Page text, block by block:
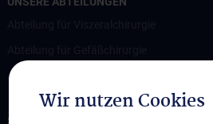
Abteilung für Transplantation
STUDIUM, AUS- UND WEITERBILDUNG
Wir nutzen Cookies